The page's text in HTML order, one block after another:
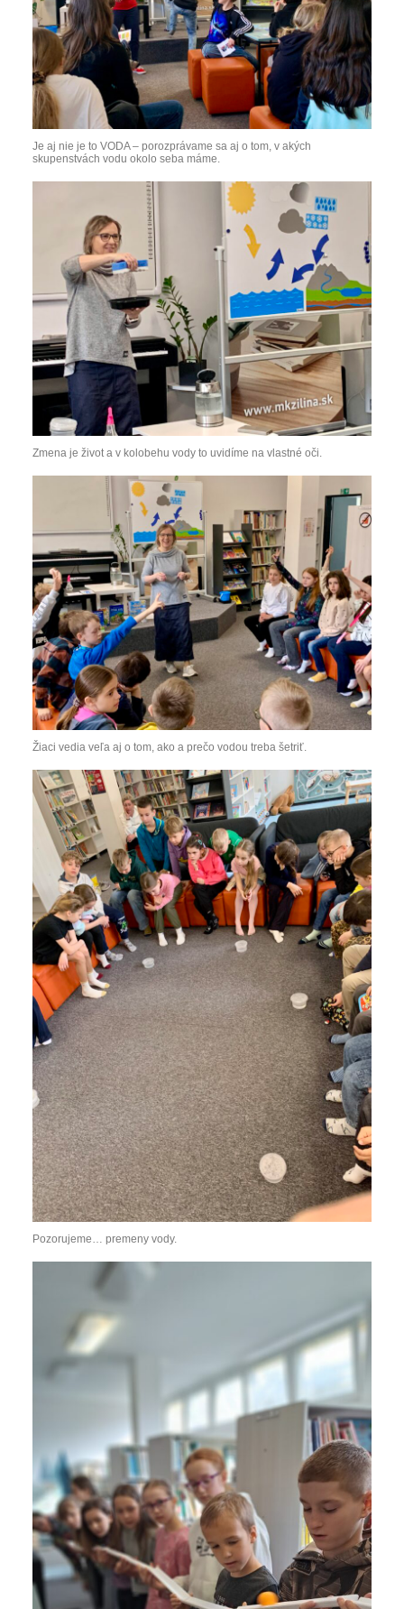
Je aj nie je to VODA – porozprávame sa aj o tom, v akých
skupenstvách vodu okolo seba máme.
Zmena je život a v kolobehu vody to uvidíme na vlastné oči.
Žiaci vedia veľa aj o tom, ako a prečo vodou treba šetriť.
Pozorujeme… premeny vody.